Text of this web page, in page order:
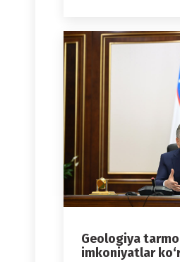
Geologiya
imkoniyatlar